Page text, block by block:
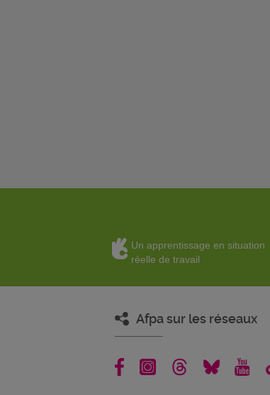
Un apprentissage en situation
réelle de travail
Afpa sur les réseaux